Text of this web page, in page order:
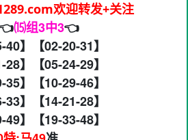
欢迎转发+关注
⒂组3中3👈
】【02-20-31】
28】【05-24-29】
35】【10-29-46】
33】【14-21-28】
49】【19-33-48】